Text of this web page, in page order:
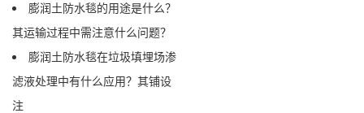
膨润土防水毯的用途是什么？
其运输过程中需注意什么问题？
膨润土防水毯在垃圾填埋场渗
滤液处理中有什么应用？其铺设
注